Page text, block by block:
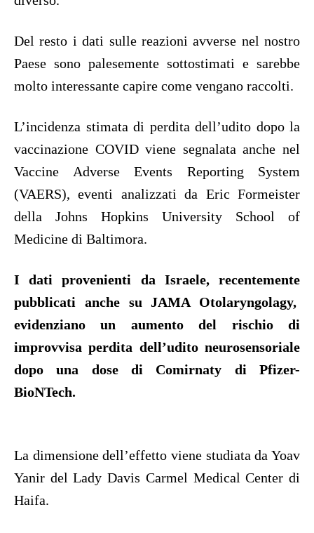
Del resto i dati sulle reazioni avverse nel nostro
Paese sono palesemente sottostimati e sarebbe
molto interessante capire come vengano raccolti.
L’incidenza stimata di perdita dell’udito dopo la
vaccinazione COVID viene segnalata anche nel
Vaccine Adverse Events Reporting System
(VAERS), eventi analizzati da Eric Formeister
della Johns Hopkins University School of
Medicine di Baltimora.
I dati provenienti da Israele, recentemente
pubblicati anche su JAMA Otolaryngolagy,
evidenziano un aumento del rischio di
improvvisa perdita dell’udito neurosensoriale
dopo una dose di Comirnaty di Pfizer-
BioNTech.
La dimensione dell’effetto viene studiata da Yoav
Yanir del Lady Davis Carmel Medical Center di
Haifa.